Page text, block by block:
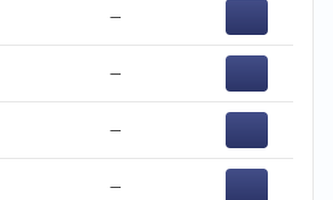
−
−
−
−